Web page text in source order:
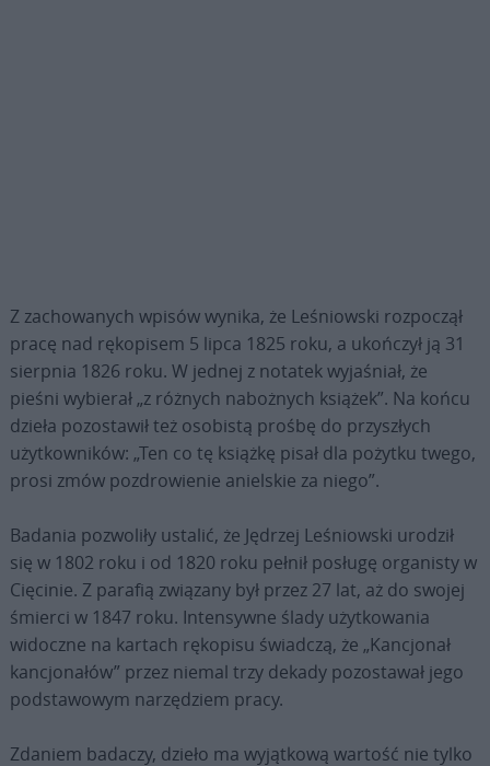
Z zachowanych wpisów wynika, że Leśniowski rozpoczął
pracę nad rękopisem 5 lipca 1825 roku, a ukończył ją 31
sierpnia 1826 roku. W jednej z notatek wyjaśniał, że
pieśni wybierał „z różnych nabożnych książek”. Na końcu
dzieła pozostawił też osobistą prośbę do przyszłych
użytkowników: „Ten co tę książkę pisał dla pożytku twego,
prosi zmów pozdrowienie anielskie za niego”.
Badania pozwoliły ustalić, że Jędrzej Leśniowski urodził
się w 1802 roku i od 1820 roku pełnił posługę organisty w
Cięcinie. Z parafią związany był przez 27 lat, aż do swojej
śmierci w 1847 roku. Intensywne ślady użytkowania
widoczne na kartach rękopisu świadczą, że „Kancjonał
kancjonałów” przez niemal trzy dekady pozostawał jego
podstawowym narzędziem pracy.
Zdaniem badaczy, dzieło ma wyjątkową wartość nie tylko